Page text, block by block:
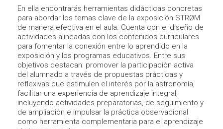
En ella encontrarás herramientas didácticas concretas
para abordar los temas clave de la exposición STRØM
de manera efectiva en el aula. Cuenta con el diseño de
actividades alineadas con los contenidos curriculares
para fomentar la conexión entre lo aprendido en la
exposición y los programas educativos. Entre sus
objetivos destacan: promover la participación activa
del alumnado a través de propuestas prácticas y
reflexivas que estimulen el interés por la astronomía,
facilitar una experiencia de aprendizaje integral,
incluyendo actividades preparatorias, de seguimiento y
de ampliación e impulsar la práctica observacional
como herramienta complementaria para el aprendizaje